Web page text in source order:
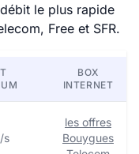
le plus rapide
Free et SFR.
BOX
INTERNET
s
les offres
Bouygues